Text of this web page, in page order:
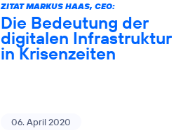
ZITAT MARKUS HAAS, CEO:
Die Bedeutung der
digitalen Infrastruktur
in Krisenzeiten
06. April 2020